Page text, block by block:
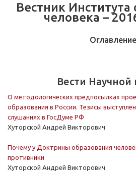
Вестник Института
человека –
Оглавление
Вести
О методологических предпосылках
образования в России. Тезисы
слушаниях в ГосДуме РФ
Хуторской Андрей Викторович
Почему у Доктрины образования
противники
Хуторской Андрей Викторович